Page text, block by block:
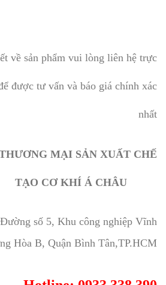
về sản phẩm vui lòng liên hệ trực
được tư vấn và báo giá chính xác
nhất
MẠI SẢN XUẤT CHẾ
TẠO CƠ KHÍ Á CHÂU
số 5, Khu công nghiệp Vĩnh
Hòa B, Quận Bình Tân,TP.HCM